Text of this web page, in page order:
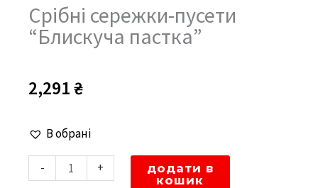
Срібні сережки-пусети
“Блискуча пастка”
2,291₴
В обрані
-
Срібні
сережки-
пусети
+
додати в
кошик